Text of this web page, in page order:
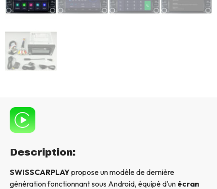
Description:
SWISSCARPLAYpropose un modèle de dernière
génération fonctionnant sous Android, équipé d’un écran